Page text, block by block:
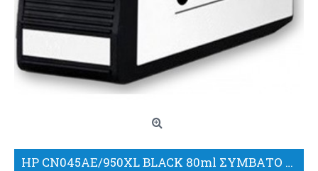
HP CN045AE/950XL BLACK 80ml ΣΥΜΒΑΤΟ ΜΕΛΑΝΙ/BP